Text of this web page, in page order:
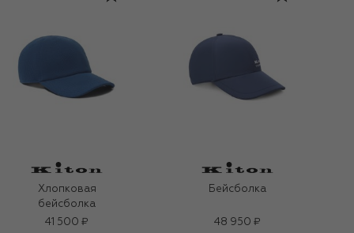
Хлопковая
бейсболка
41 500 ₽
Бейсболка
48 950 ₽